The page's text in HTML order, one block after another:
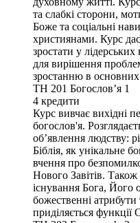
та слабкі сторони,
Боже та соціальні
християнами. Курс
зростати у
для вирішення
зростанню в
TH 201 Богословʼя 1
4 кредити
Курс вивчає вихідні
богослов'я.
обʼявлення людству:
Біблія, як унікальне
вчення про
Нового Завітів.
існування Бога, Його
божественні
приділяється функції